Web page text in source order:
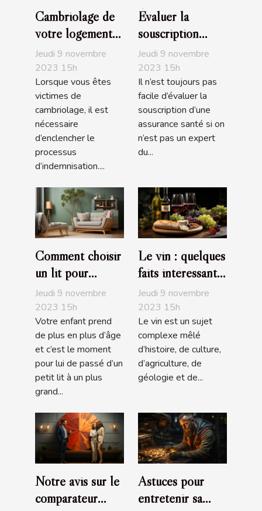
Cambriolage de
votre logement
assuré :
Comment être
indemnisé?
Jeudi 9 novembre
2023 15h
Lorsque vous êtes
victimes de
cambriolage, il est
nécessaire
d’enclencher le
processus
d’indemnisation....
Évaluer la
souscription
d’une assurance
santé : comment
s’y prendre ?
Jeudi 9 novembre
2023 15h
Il n’est toujours pas
facile d’évaluer la
souscription d’une
assurance santé si on
n’est pas un expert
du...
Comment choisir
un lit pour
enfant ?
Jeudi 9 novembre
2023 15h
Votre enfant prend
de plus en plus d’âge
et c’est le moment
pour lui de passé d’un
petit lit à un plus
grand...
Le vin : quelques
faits intéressants
à savoir
Jeudi 9 novembre
2023 15h
Le vin est un sujet
complexe mêlé
d’histoire, de culture,
d’agriculture, de
géologie et de...
Notre avis sur le
comparateur
Astuces pour
entretenir sa